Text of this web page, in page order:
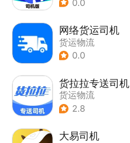
0.0
网络货运司机
货运物流
0.0
货拉拉专送司机
货运物流
2.8
大易司机